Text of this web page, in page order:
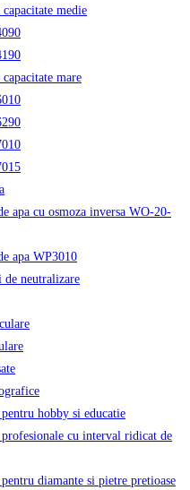
medie
mare
apa cu osmoza inversa WO-20-
apa WP3010
de neutralizare
hobby si educatie
profesionale cu interval ridicat de
diamante si pietre pretioase